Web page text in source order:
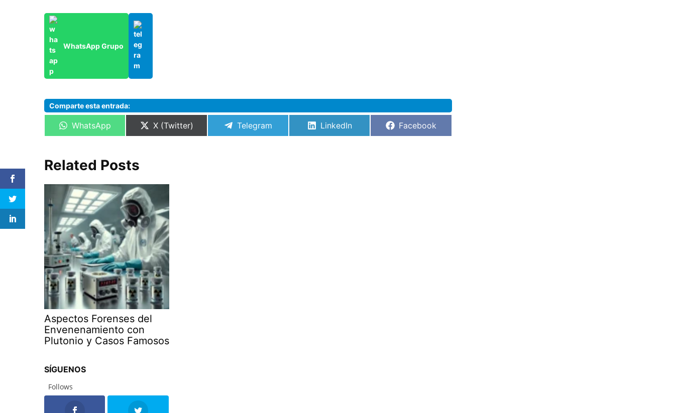
WhatsApp Grupo
Comparte esta entrada:
Compartir
WhatsApp
Compartir
X (Twitter)
Compartir
Telegram
Compartir
LinkedIn
Compartir
Facebook
Related Posts
Aspectos Forenses del
Envenenamiento con
Plutonio y Casos Famosos
SÍGUENOS
Follows